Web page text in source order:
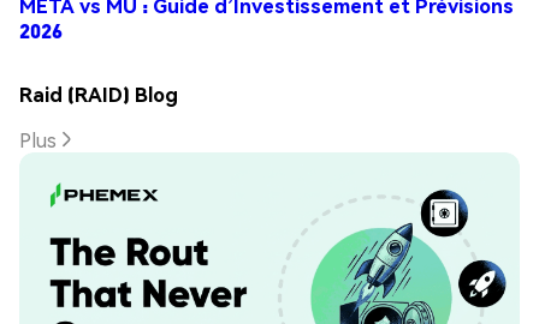
2026
Raid (RAID) Blog
Plus